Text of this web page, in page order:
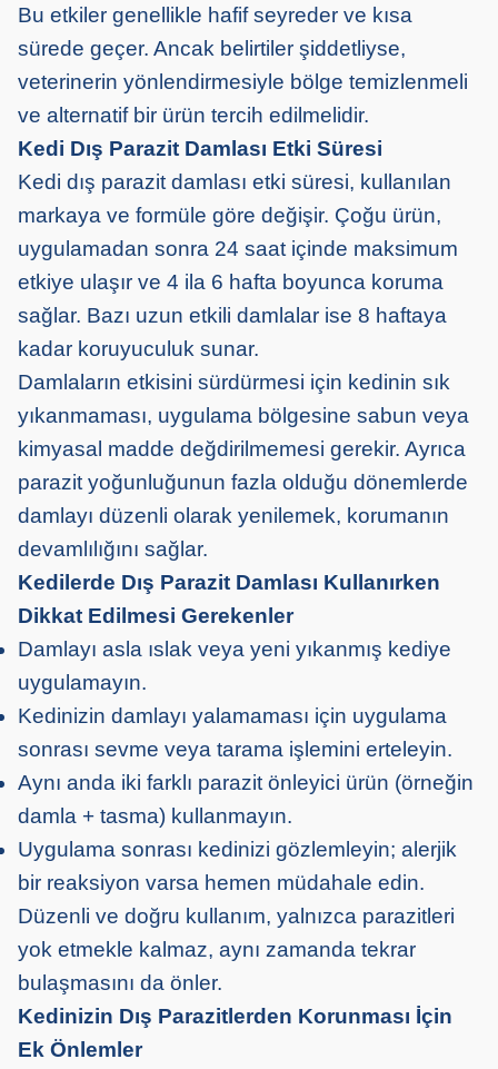
Bu etkiler genellikle hafif seyreder ve kısa
sürede geçer. Ancak belirtiler şiddetliyse,
veterinerin yönlendirmesiyle bölge temizlenmeli
ve alternatif bir ürün tercih edilmelidir.
Kedi Dış Parazit Damlası Etki Süresi
Kedi dış parazit damlası etki süresi, kullanılan
markaya ve formüle göre değişir. Çoğu ürün,
uygulamadan sonra 24 saat içinde maksimum
etkiye ulaşır ve 4 ila 6 hafta boyunca koruma
sağlar. Bazı uzun etkili damlalar ise 8 haftaya
kadar koruyuculuk sunar.
Damlaların etkisini sürdürmesi için kedinin sık
yıkanmaması, uygulama bölgesine sabun veya
kimyasal madde değdirilmemesi gerekir. Ayrıca
parazit yoğunluğunun fazla olduğu dönemlerde
damlayı düzenli olarak yenilemek, korumanın
devamlılığını sağlar.
Kedilerde Dış Parazit Damlası Kullanırken
Dikkat Edilmesi Gerekenler
Damlayı asla ıslak veya yeni yıkanmış kediye
uygulamayın.
Kedinizin damlayı yalamaması için uygulama
sonrası sevme veya tarama işlemini erteleyin.
Aynı anda iki farklı parazit önleyici ürün (örneğin
damla + tasma) kullanmayın.
Uygulama sonrası kedinizi gözlemleyin; alerjik
bir reaksiyon varsa hemen müdahale edin.
Düzenli ve doğru kullanım, yalnızca parazitleri
yok etmekle kalmaz, aynı zamanda tekrar
bulaşmasını da önler.
Kedinizin Dış Parazitlerden Korunması İçin
Ek Önlemler